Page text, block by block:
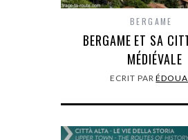
BERGAME
BERGAME ET SA
MÉDIÉVALE
ECRIT PAR